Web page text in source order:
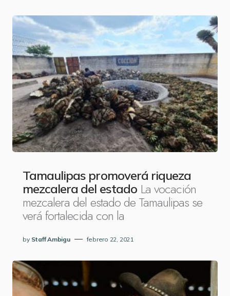
Tamaulipas promoverá riqueza
mezcalera del estado La vocación
mezcalera del estado de Tamaulipas se
verá fortalecida con la
by Staff Ambigu febrero 22, 2021